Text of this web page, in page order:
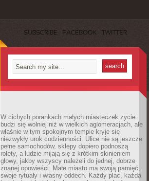
SUBSCRIBE FACEBOOK TWITTER
W cichych porankach małych miasteczek życie
budzi się wolniej niż w wielkich aglomeracjach, ale
właśnie w tym spokojnym tempie kryje się
niezwykły urok codzienności. Ulice nie są jeszcze
pełne samochodów, sklepy dopiero podnoszą
rolety, a ludzie mijają się z krótkim skinieniem
głowy, jakby wszyscy należeli do jednej, dobrze
znanej opowieści. Małe miasto ma swoją pamięć,
swoje rytuały i własny oddech. Każdy plac, każda